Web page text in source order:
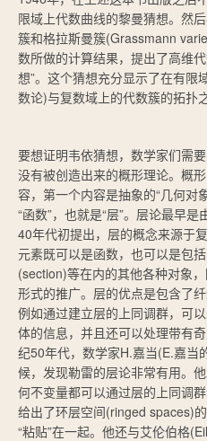
限域上代数曲线的黎曼猜想。然
簇和格拉斯曼簇(Grassmann
数所做的计算结果，提出了高维
想”。这个猜想充分显示了在有限
数论)与复数域上的代数簇的拓扑
要想证明韦依猜想，数学家们需
没有被创造出来的概形理论。概
容，第一个内容是抽象的“几何对
“函数”，也就是“层”。层论最早
40年代初提出，层的概念来源于
元素既可以是函数，也可以是包
(section)等在内的其他各种对象
形式的推广。层的优点是包含了
例如通过建立层的上同调群，可
体的信息，并且还可以处理带有
纪50年代，数学家H.嘉当(E.嘉当
候，发现勒雷的层论非常有用。
何不变量都可以通过层的上同调
给出了环层空间(ringed spaces)
“粘贴”在一起。他还与艾伦伯格